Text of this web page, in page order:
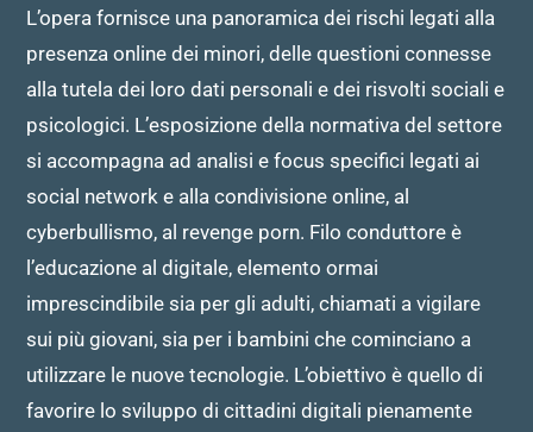
L’opera fornisce una panoramica dei rischi legati alla
presenza online dei minori, delle questioni connesse
alla tutela dei loro dati personali e dei risvolti sociali e
psicologici. L’esposizione della normativa del settore
si accompagna ad analisi e focus specifici legati ai
social network e alla condivisione online, al
cyberbullismo, al revenge porn. Filo conduttore è
l’educazione al digitale, elemento ormai
imprescindibile sia per gli adulti, chiamati a vigilare
sui più giovani, sia per i bambini che cominciano a
utilizzare le nuove tecnologie. L’obiettivo è quello di
favorire lo sviluppo di cittadini digitali pienamente